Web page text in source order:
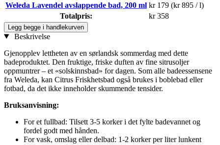
Weleda Lavendel avslappende bad, 200 ml kr 179 (kr 895 / l)
Totalpris:
kr 358
Legg begge i handlekurven
Beskrivelse
Gjenopplev lettheten av en sørlandsk sommerdag med dette
badeproduktet. Den fruktige, friske duften av fine sitrusoljer
oppmuntrer – et «solskinnsbad» for dagen. Som alle badeessensene
fra Weleda, kan Citrus Friskhetsbad også brukes i boblebad eller
fotbad, da det ikke inneholder skummende tensider.
Bruksanvisning:
For et fullbad: Tilsett 3-5 korker i det fylte badevannet og
fordel godt med hånden.
For vask, omslag eller delbad: 1-2 korker per liter lunkent